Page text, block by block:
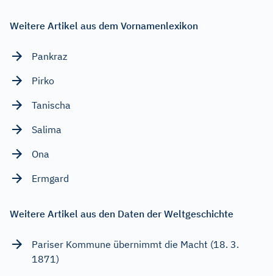
Weitere Artikel aus dem Vornamenlexikon
Pankraz
Pirko
Tanischa
Salima
Ona
Ermgard
Weitere Artikel aus den Daten der Weltgeschichte
Pariser Kommune übernimmt die Macht (18. 3.
1871)